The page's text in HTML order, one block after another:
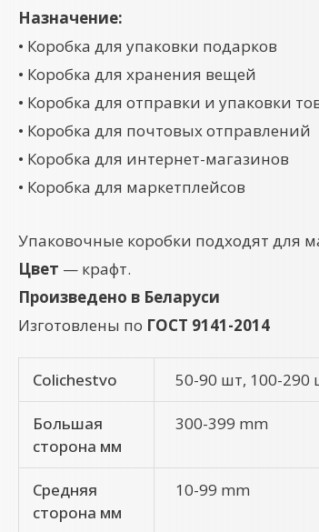
Назначение:
• Коробка для упаковки подарков
• Коробка для хранения вещей
• Коробка для отправки и упаковки
• Коробка для почтовых отправлений
• Коробка для интернет-магазинов
• Коробка для маркетплейсов
Упаковочные коробки подходят для
Цвет — крафт.
Произведено в Беларуси
Изготовлены по ГОСТ 9141-2014
Colichestvo 50-90 шт, 100-290
Большая
сторона мм
300-399 mm
Средняя
сторона мм
10-99 mm